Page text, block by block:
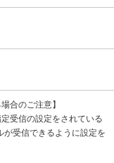
合のご注意】
受信の設定をされている
が受信できるように設定を